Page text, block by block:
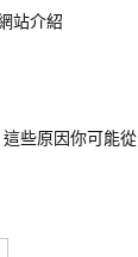
站介紹
些原因你可能從